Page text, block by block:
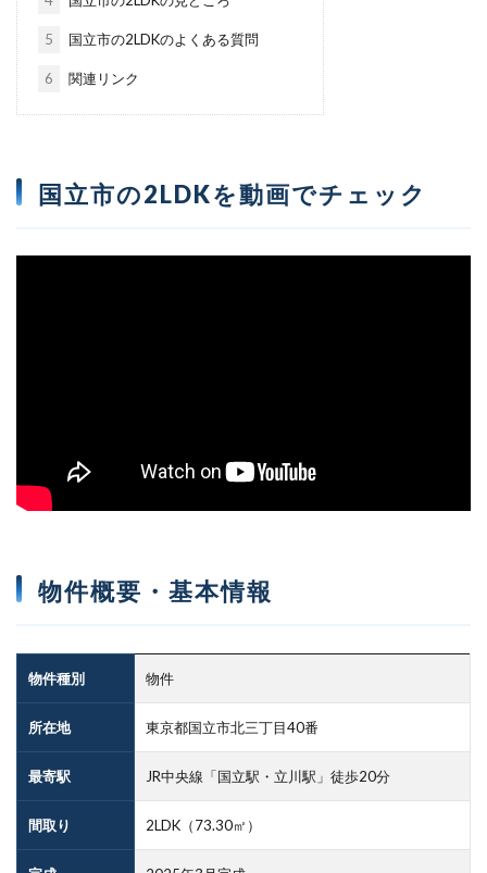
5 国立市の2LDKのよくある質問
6 関連リンク
国立市の2LDKを動画でチェック
物件概要・基本情報
物件種別 物件
所在地 東京都国立市北三丁目40番
最寄駅 JR中央線「国立駅・立川駅」徒歩20分
間取り 2LDK（73.30㎡）